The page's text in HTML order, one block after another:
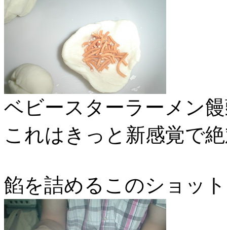
ベビースターラーメン
これはきっと新感覚で
餡を詰めるこのショッ